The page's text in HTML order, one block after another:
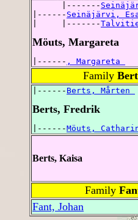
      |-------
|------ Seinäjärvi,
|     |-------
Möuts, Margareta
|------ , Margareta
Family
|------ Berts, Mårten
Berts, Fredrik
|------Möuts,
Berts, Kaisa
Family
Fant, Johan